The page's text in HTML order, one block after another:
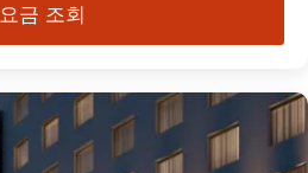
요금 조회